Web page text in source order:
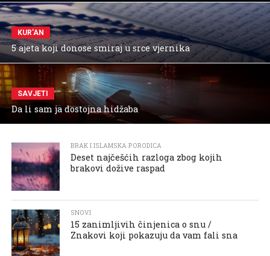
KUR'AN
5 ajeta koji donose smiraj u srce vjernika
SAVJETI
Da li sam ja dostojna hidžaba
BRAK I ISLAMSKA PORODICA
Deset najčešćih razloga zbog kojih
brakovi dožive raspad
SNOVI
15 zanimljivih činjenica o snu /
Znakovi koji pokazuju da vam fali sna